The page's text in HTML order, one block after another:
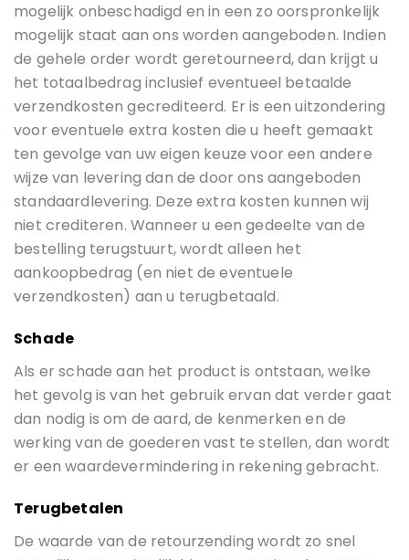
mogelijk onbeschadigd en in een zo oorspronkelijk
mogelijk staat aan ons worden aangeboden. Indien
de gehele order wordt geretourneerd, dan krijgt u
het totaalbedrag inclusief eventueel betaalde
verzendkosten gecrediteerd. Er is een uitzondering
voor eventuele extra kosten die u heeft gemaakt
ten gevolge van uw eigen keuze voor een andere
wijze van levering dan de door ons aangeboden
standaardlevering. Deze extra kosten kunnen wij
niet crediteren. Wanneer u een gedeelte van de
bestelling terugstuurt, wordt alleen het
aankoopbedrag (en niet de eventuele
verzendkosten) aan u terugbetaald.
Schade
Als er schade aan het product is ontstaan, welke
het gevolg is van het gebruik ervan dat verder gaat
dan nodig is om de aard, de kenmerken en de
werking van de goederen vast te stellen, dan wordt
er een waardevermindering in rekening gebracht.
Terugbetalen
De waarde van de retourzending wordt zo snel